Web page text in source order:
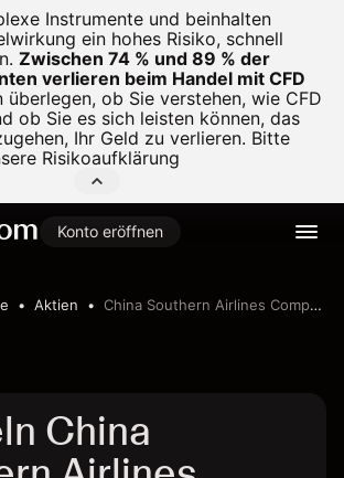
Instrumente und beinhalten
ein hohes Risiko, schnell
Zwischen 74 % und 89 % der
verlieren beim Handel mit CFD
überlegen, ob Sie verstehen, wie CFD
ob Sie es sich leisten können, das
Ihr Geld zu verlieren. Bitte
Risikoaufklärung
Konto eröffnen
Aktien China Southern Airlines Company Limited
China